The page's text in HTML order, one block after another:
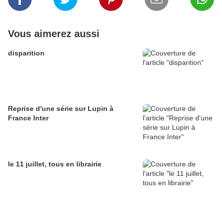
Vous aimerez aussi
disparition
Reprise d'une série sur Lupin à
France Inter
le 11 juillet, tous en librairie